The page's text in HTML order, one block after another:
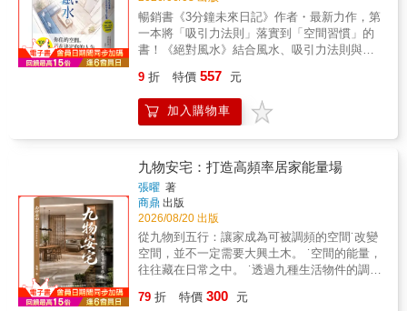
暢銷書《3分鐘未來日記》作者・最新力作，第
一本將「吸引力法則」落實到「空間習慣」的
書！《絕對風水》結合風水、吸引力法則與空
立即實踐的空間習慣。從整理、擺設到日常行
動，幫助你調整情緒、提升能量、改善人際與
財運，打造讓好事自然發生的空間。這不是傳
第一本將「吸引力法則」落實到「空間習慣」
的書你的人生卡住了嗎？答案，可能就在你的
房間裡。你以為人生卡住，是因為不夠努力？
其實，很多時候——是你每天待的空間，正在
影響你。空間，不只是居住的地方，它會影響
你的情緒、判斷和行動。《絕對風水》整合了
風水 × 吸引力法則 × 空間心理學，將抽象的概
念轉化成具體的行動。透過100個簡單好執行的
技巧，讓你從日常空間開始，逐步調整狀態，
9 折 特價 557 元
加入購物車
九物安宅：打造高頻率居家能量場
張曜 著
商鼎 出版
2026/08/20 出版
從九物到五行：讓家成為可被調頻的空間˙改變
空間，並不一定需要大興土木。 ˙空間的能量，
往往藏在日常之中。 ˙透過九種生活物件的調
對話，找回你生活的節奏˙風水並不是神祕的力
79 折 特價 300 元